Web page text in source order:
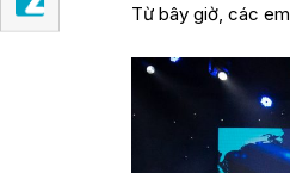
Từ bây giờ, các